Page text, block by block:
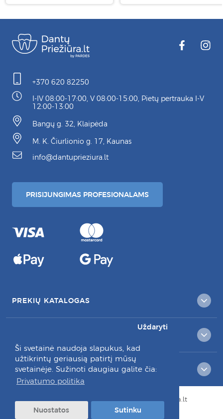
Ši svetainė naudoja slapukus, kad
užtikrintų geriausią patirtį mūsų
svetainėje. Sužinoti daugiau galite čia:
Privatumo politika
Uždaryti
Nuostatos Sutinku
+370 620 82250
I-IV 08:00-17:00, V 08:00-15:00, Pietų pertrauka I-V
12:00-13:00
Bangų g. 32, Klaipėda
M. K. Čiurlionio g. 17, Kaunas
info@dantuprieziura.lt
PRISIJUNGIMAS PROFESIONALAMS
PREKIŲ KATALOGAS
RAŠYKITE MUMS:
© Visos teisės saugomos 2026 dantuprieziura.lt